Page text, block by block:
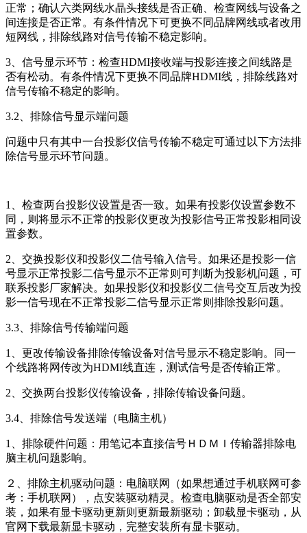
正常；确认六类网线水晶头接线是否正确、检查网线与设备之
间连接是否正常。有条件情况下可更换不同品牌网线或者改用
短网线，排除线路对信号传输不稳定影响。
3、信号显示环节：检查HDMI接收端与投影连接之间线路是
否有松动。有条件情况下更换不同品牌HDMI线，排除线路对
信号传输不稳定的影响。
3.2、排除信号显示端问题
问题中只有其中一台投影仪信号传输不稳定可通过以下方法排
除信号显示环节问题。
1、检查两台投影仪设置是否一致。如果有投影仪设置参数不
同，则将显示不正常的投影仪更改为投影信号正常投影相同设
置参数。
2、交换投影仪和投影仪二信号输入信号。如果还是投影一信
号显示正常投影二信号显示不正常则可判断为投影机问题，可
联系投影厂家解决。如果投影仪和投影仪二信号交互后改为投
影一信号现在不正常投影二信号显示正常则排除投影问题。
3.3、排除信号传输端问题
1、更改传输设备排除传输设备对信号显示不稳定影响。同一
个线路将网传改为HDMI线直连，测试信号是否传输正常。
2、交换两台投影仪传输设备，排除传输设备问题。
3.4、排除信号发送端（电脑主机）
1、排除硬件问题：用笔记本直接信号ＨＤＭＩ传输器排除电
脑主机问题影响。
２、排除主机驱动问题：电脑联网（如果想通过手机联网可参
考：手机联网），点安装驱动精灵。检查电脑驱动是否全部安
装，如果有显卡驱动更新则更新最新驱动；卸载显卡驱动，从
官网下载最新显卡驱动，完整安装所有显卡驱动。